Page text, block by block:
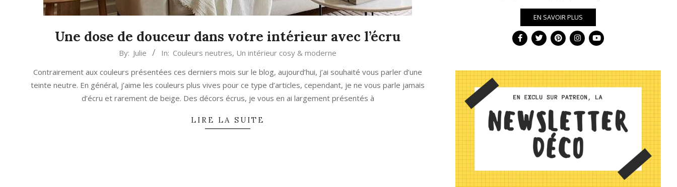
Une dose de douceur dans votre intérieur avec l’écru
02
By: Julie In: Couleurs neutres, Un intérieur cosy & moderne
Contrairement aux couleurs présentées ces derniers mois sur le blog, aujourd’hui, j’ai souhaité vous parler d’une
teinte neutre. En général, j’aime les couleurs plus vives pour ce type d’articles, cependant, je ne vous parle jamais
d’écru et rarement de beige. Des décors écrus, je vous en ai largement présentés à
LIRE LA SUITE
EN SAVOIR PLUS